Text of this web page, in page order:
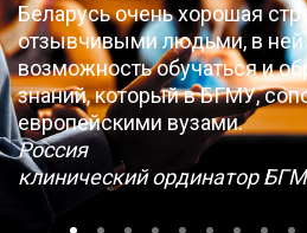
Беларусь очень хорошая
отзывчивыми людьми, в ней
возможность обучаться и
знаний, который в БГМУ,
европейскими вузами.
Россия
клинический ординатор